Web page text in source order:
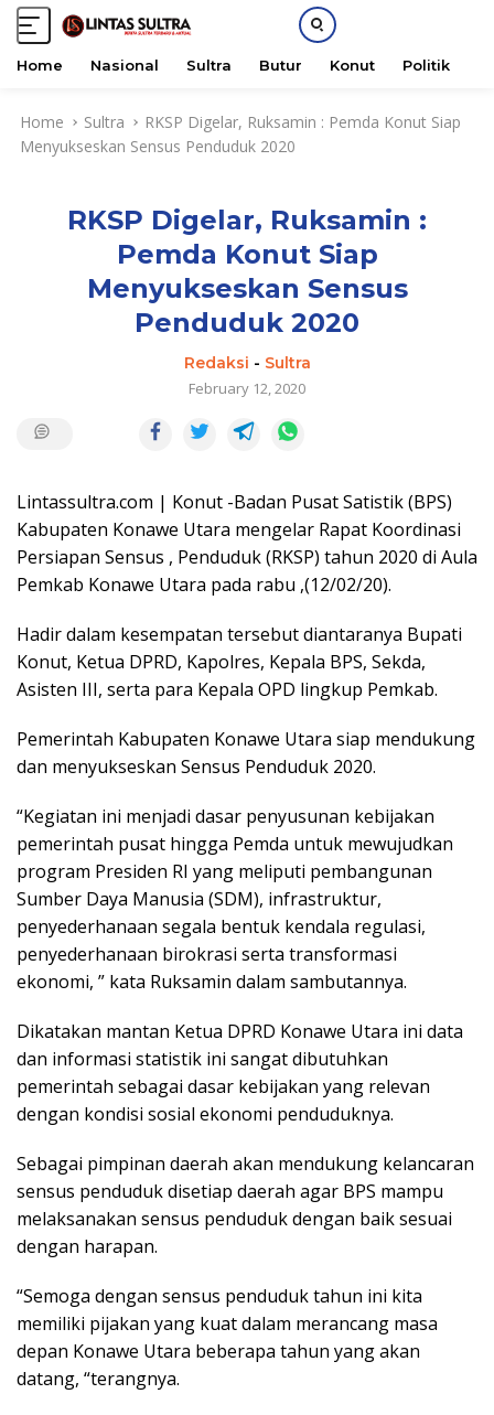
Home Nasional Sultra Butur Konut Politik
Home Sultra
RKSP Digelar, Ruksamin : Pemda Konut Siap
Menyukseskan Sensus Penduduk 2020
RKSP Digelar, Ruksamin :
Pemda Konut Siap
Menyukseskan Sensus
Penduduk 2020
Redaksi - Sultra
February 12, 2020
Lintassultra.com | Konut -Badan Pusat Satistik (BPS)
Kabupaten Konawe Utara mengelar Rapat Koordinasi
Persiapan Sensus , Penduduk (RKSP) tahun 2020 di Aula
Pemkab Konawe Utara pada rabu ,(12/02/20).
Hadir dalam kesempatan tersebut diantaranya Bupati
Konut, Ketua DPRD, Kapolres, Kepala BPS, Sekda,
Asisten III, serta para Kepala OPD lingkup Pemkab.
Pemerintah Kabupaten Konawe Utara siap mendukung
dan menyukseskan Sensus Penduduk 2020.
“Kegiatan ini menjadi dasar penyusunan kebijakan
pemerintah pusat hingga Pemda untuk mewujudkan
program Presiden RI yang meliputi pembangunan
Sumber Daya Manusia (SDM), infrastruktur,
penyederhanaan segala bentuk kendala regulasi,
penyederhanaan birokrasi serta transformasi
ekonomi, ” kata Ruksamin dalam sambutannya.
Dikatakan mantan Ketua DPRD Konawe Utara ini data
dan informasi statistik ini sangat dibutuhkan
pemerintah sebagai dasar kebijakan yang relevan
dengan kondisi sosial ekonomi penduduknya.
Sebagai pimpinan daerah akan mendukung kelancaran
sensus penduduk disetiap daerah agar BPS mampu
melaksanakan sensus penduduk dengan baik sesuai
dengan harapan.
“Semoga dengan sensus penduduk tahun ini kita
memiliki pijakan yang kuat dalam merancang masa
depan Konawe Utara beberapa tahun yang akan
datang, “terangnya.